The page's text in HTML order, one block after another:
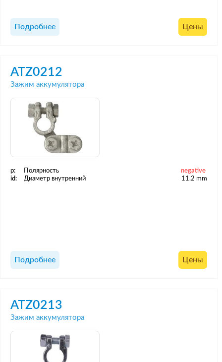
Подробнее Цены
ATZ0212
Зажим аккумулятора
p: Полярность
negative
id:
Диаметр внутренний 11.2 mm
Подробнее Цены
ATZ0213
Зажим аккумулятора